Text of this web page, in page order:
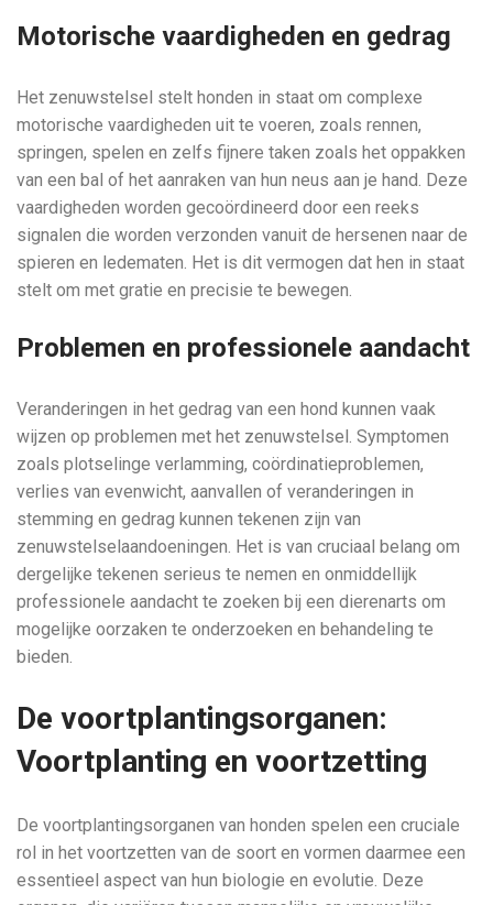
Motorische vaardigheden en gedrag
Het zenuwstelsel stelt honden in staat om complexe
motorische vaardigheden uit te voeren, zoals rennen,
springen, spelen en zelfs fijnere taken zoals het oppakken
van een bal of het aanraken van hun neus aan je hand. Deze
vaardigheden worden gecoördineerd door een reeks
signalen die worden verzonden vanuit de hersenen naar de
spieren en ledematen. Het is dit vermogen dat hen in staat
stelt om met gratie en precisie te bewegen.
Problemen en professionele aandacht
Veranderingen in het gedrag van een hond kunnen vaak
wijzen op problemen met het zenuwstelsel. Symptomen
zoals plotselinge verlamming, coördinatieproblemen,
verlies van evenwicht, aanvallen of veranderingen in
stemming en gedrag kunnen tekenen zijn van
zenuwstelselaandoeningen. Het is van cruciaal belang om
dergelijke tekenen serieus te nemen en onmiddellijk
professionele aandacht te zoeken bij een dierenarts om
mogelijke oorzaken te onderzoeken en behandeling te
bieden.
De voortplantingsorganen:
Voortplanting en voortzetting
De voortplantingsorganen van honden spelen een cruciale
rol in het voortzetten van de soort en vormen daarmee een
essentieel aspect van hun biologie en evolutie. Deze